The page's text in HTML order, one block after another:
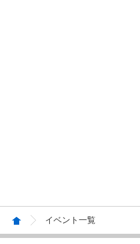
イベント一覧